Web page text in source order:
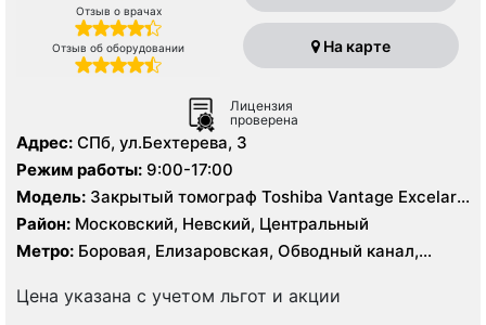
Отзыв о врачах
Отзыв об оборудовании На карте
Лицензия
проверена
Адрес: СПб, ул.Бехтерева, 3
Режим работы: 9:00-17:00
Модель: Закрытый томограф Toshiba Vantage Excelart
XGV 1.5 Тесла, КТ Philips BRILLIANCE 64 среза, УЗИ
Район: Московский, Невский, Центральный
Метро: Боровая, Елизаровская, Обводный канал,
Цена указана с учетом льгот и акции